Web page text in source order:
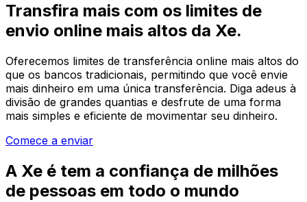
Transfira mais com os limites de
envio online mais altos da Xe.
Oferecemos limites de transferência online mais altos do
que os bancos tradicionais, permitindo que você envie
mais dinheiro em uma única transferência. Diga adeus à
divisão de grandes quantias e desfrute de uma forma
mais simples e eficiente de movimentar seu dinheiro.
Comece a enviar
A Xe é tem a confiança de milhões
de pessoas em todo o mundo